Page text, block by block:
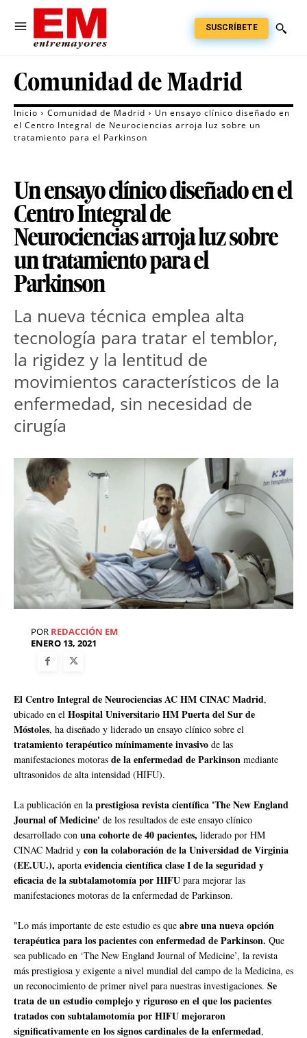
SUSCRÍBETE
Comunidad de Madrid
Inicio Comunidad de Madrid
Un ensayo clínico diseñado en
el Centro Integral de Neurociencias arroja luz sobre un
tratamiento para el Parkinson
Un ensayo clínico diseñado en el
Centro Integral de
Neurociencias arroja luz sobre
un tratamiento para el
Parkinson
La nueva técnica emplea alta
tecnología para tratar el temblor,
la rigidez y la lentitud de
movimientos característicos de la
enfermedad, sin necesidad de
cirugía
POR REDACCIÓN EM
ENERO 13, 2021
El Centro Integral de Neurociencias AC HM CINAC Madrid,
ubicado en el Hospital Universitario HM Puerta del Sur de
Móstoles, ha diseñado y liderado un ensayo clínico sobre el
tratamiento terapéutico mínimamente invasivo de las
manifestaciones motoras de la enfermedad de Parkinson mediante
ultrasonidos de alta intensidad (HIFU).
La publicación en la prestigiosa revista científica 'The New England
Journal of Medicine' de los resultados de este ensayo clínico
desarrollado con una cohorte de 40 pacientes, liderado por HM
CINAC Madrid y con la colaboración de la Universidad de Virginia
(EE.UU.), aporta evidencia científica clase I de la seguridad y
eficacia de la subtalamotomía por HIFU para mejorar las
manifestaciones motoras de la enfermedad de Parkinson.
"Lo más importante de este estudio es que abre una nueva opción
terapéutica para los pacientes con enfermedad de Parkinson. Que
sea publicado en ‘The New England Journal of Medicine’, la revista
más prestigiosa y exigente a nivel mundial del campo de la Medicina, es
un reconocimiento de primer nivel para nuestras investigaciones. Se
trata de un estudio complejo y riguroso en el que los pacientes
tratados con subtalamotomía por HIFU mejoraron
significativamente en los signos cardinales de la enfermedad,